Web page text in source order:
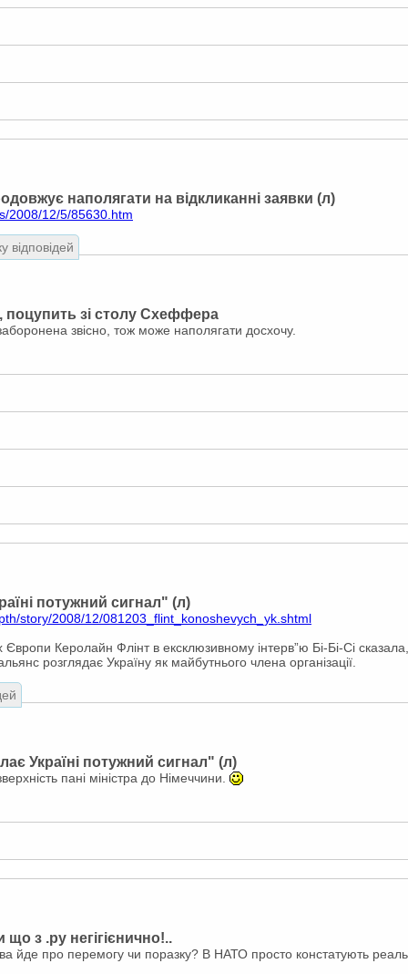
наполягати на відкликанні заявки (л)
2008/12/5/85630.htm
відповідей
поцупить зі столу Схеффера
звісно, тож може наполягати досхочу.
потужний сигнал" (л)
story/2008/12/081203_flint_konoshevych_yk.shtml
Європи Керолайн Флінт в ексклюзивному інтерв”ю Бі-Бі-Сі
розглядає Україну як майбутнього члена організації.
Україні потужний сигнал" (л)
пані міністра до Німеччини.
з .ру негігієнично!..
йде про перемогу чи поразку? В НАТО просто констатують